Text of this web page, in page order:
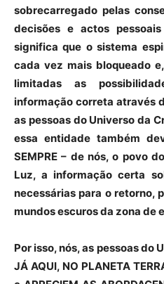
sobrecarregado pelas
decisões e actos
significa que o sistema
cada vez mais bloqueado
limitadas as
informação correta através
as pessoas do Universo da
essa entidade também
SEMPRE– de nós, o povo
Luz, a informação certa
necessárias para o retorno,
mundos escuros da zona de
Por isso, nós, as pessoas do
JÁ AQUI, NO PLANETA